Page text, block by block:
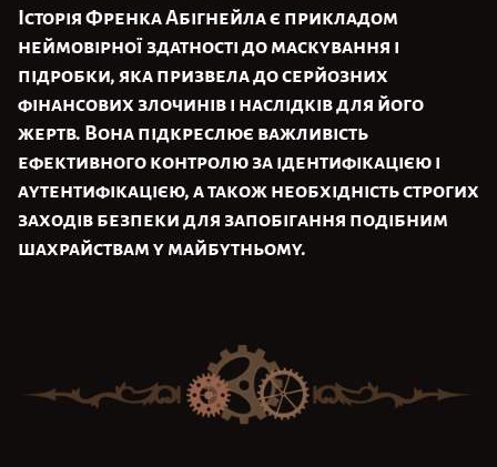
Історія Френка Абігнейла є прикладом
неймовірної здатності до маскування і
підробки, яка призвела до серйозних
фінансових злочинів і наслідків для його
жертв. Вона підкреслює важливість
ефективного контролю за ідентифікацією і
аутентифікацією, а також необхідність строгих
заходів безпеки для запобігання подібним
шахрайствам у майбутньому.